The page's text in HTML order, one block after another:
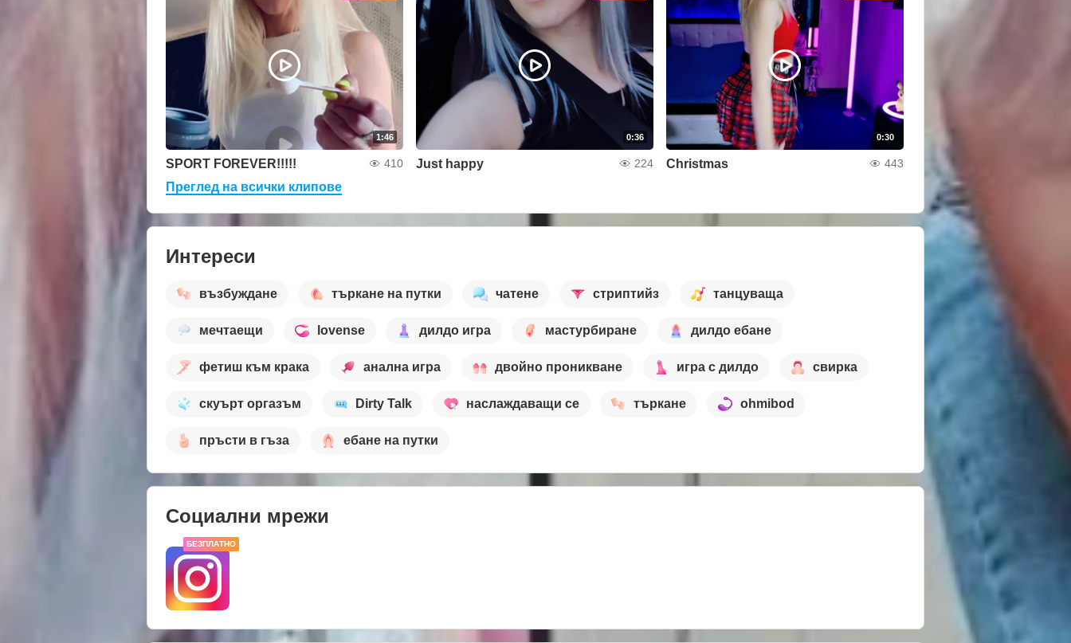
1:46
SPORT FOREVER!!!!! 410
0:36
Just happy 224
0:30
Christmas 443
Преглед на всички клипове
Интереси
възбуждане търкане на путки чатене стриптийз танцуваща
мечтаещи lovense дилдо игра мастурбиране дилдо ебане
фетиш към крака анална игра двойно проникване игра с дилдо свирка
скуърт оргазъм Dirty Talk наслаждаващи се търкане ohmibod
пръсти в гъза ебане на путки
Социални мрежи
БЕЗПЛАТНО